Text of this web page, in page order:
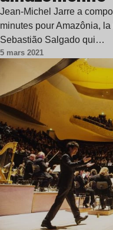
Jean-Michel Jarre a
minutes pour Amazônia,
Sebastião Salgado qui…
5 mars 2021